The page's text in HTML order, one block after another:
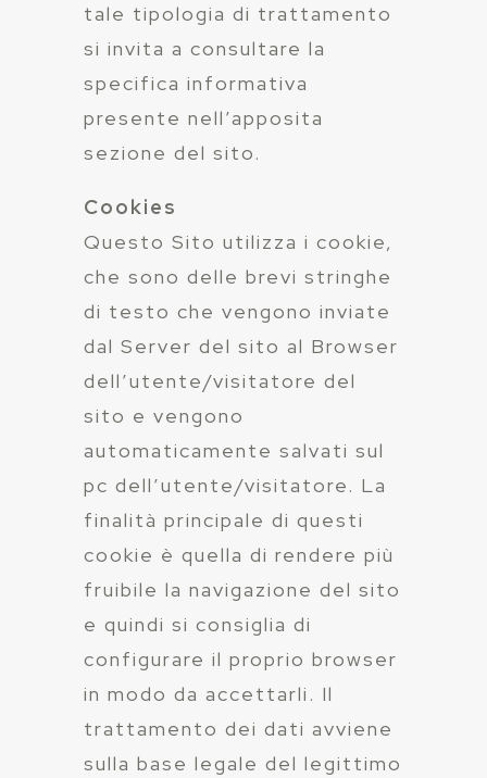
tale tipologia di trattamento
si invita a consultare la
specifica informativa
presente nell’apposita
sezione del sito.
Cookies
Questo Sito utilizza i cookie,
che sono delle brevi stringhe
di testo che vengono inviate
dal Server del sito al Browser
dell’utente/visitatore del
sito e vengono
automaticamente salvati sul
pc dell’utente/visitatore. La
finalità principale di questi
cookie è quella di rendere più
fruibile la navigazione del sito
e quindi si consiglia di
configurare il proprio browser
in modo da accettarli. Il
trattamento dei dati avviene
sulla base legale del legittimo